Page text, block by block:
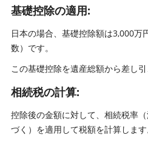
基礎控除の適用:
日本の場合、基礎控除額は3,000万
数）です。
この基礎控除を遺産総額から差し引
相続税の計算:
控除後の金額に対して、相続税率
づく）を適用して税額を計算します